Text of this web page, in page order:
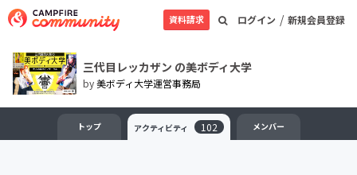
ログイン / 新規会員登録
資料請求
三代目レッカザン の美ボディ大学
by美ボディ大学運営事務局
トップ アクティビティ 102 メンバー